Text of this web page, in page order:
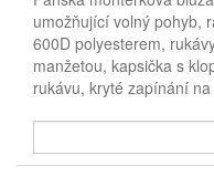
umožňující volný pohyb,
600D polyesterem,
manžetou, kapsička s
rukávu, kryté zapínání